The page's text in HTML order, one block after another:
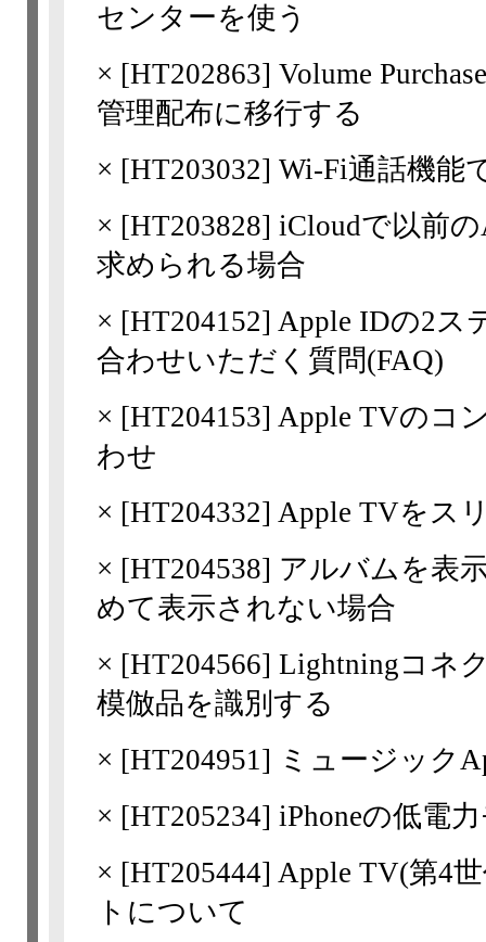
センターを使う
× [HT202863] Volume
管理配布に移行する
× [HT203032] Wi-Fi通話機能
× [HT203828] iCloudで以前
求められる場合
× [HT204152] Apple IDの2ス
合わせいただく質問(FAQ)
× [HT204153] Apple TVのコ
わせ
× [HT204332] Apple TVをス
× [HT204538] アルバムを表
めて表示されない場合
× [HT204566] Lightningコネ
模倣品を識別する
× [HT204951] ミュージック
× [HT205234] iPhoneの低電
× [HT205444] Apple TV(第4
トについて